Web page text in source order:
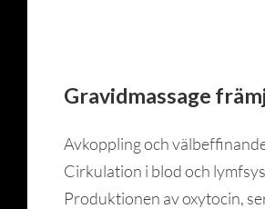
Gravidmassage
Avkoppling och
Cirkulation i blod och
Produktionen av oxytocin,